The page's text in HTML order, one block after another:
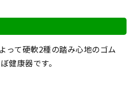
って硬軟2種の踏み心地のゴム
健康器です。